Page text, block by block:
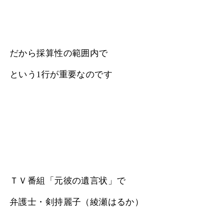
だから採算性の範囲内で
という1行が重要なのです
ＴＶ番組「元彼の遺言状」で
弁護士・剣持麗子（綾瀬はるか）